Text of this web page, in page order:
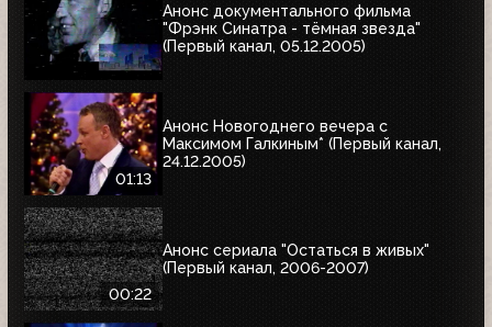
Анонс документального фильма
"Фрэнк Синатра - тёмная звезда"
(Первый канал, 05.12.2005)
01:13
Анонс Новогоднего вечера с
Максимом Галкиным* (Первый канал,
24.12.2005)
00:22
Анонс сериала "Остаться в живых"
(Первый канал, 2006-2007)